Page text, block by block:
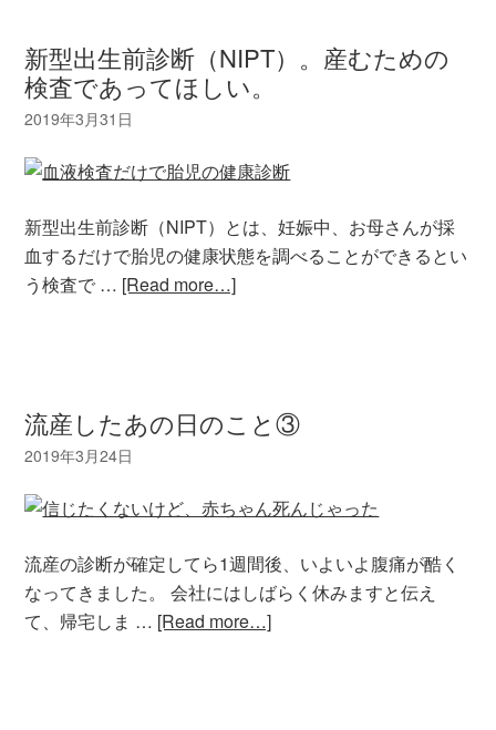
新型出生前診断（NIPT）。産むための
検査であってほしい。
新型出生前診断（NIPT）とは、妊娠中、お母さんが採
血するだけで胎児の健康状態を調べることができるとい
う検査で … [Read more…]
流産したあの日のこと③
流産の診断が確定してら1週間後、いよいよ腹痛が酷く
なってきました。 会社にはしばらく休みますと伝え
て、帰宅しま … [Read more…]